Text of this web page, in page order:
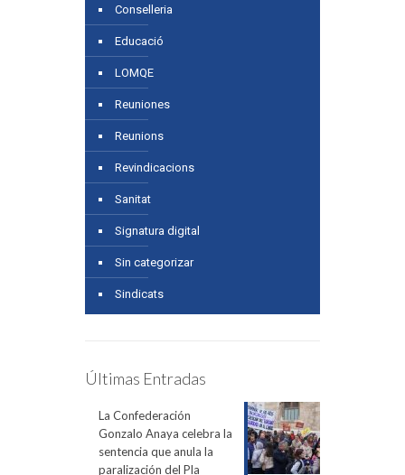
Conselleria
Educació
LOMQE
Reuniones
Reunions
Revindicacions
Sanitat
Signatura digital
Sin categorizar
Sindicats
Últimas Entradas
La Confederación
Gonzalo Anaya celebra la
sentencia que anula la
paralización del Pla